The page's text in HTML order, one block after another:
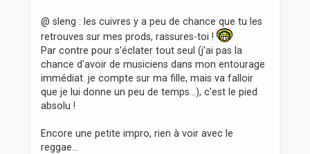
@ sleng : les cuivres y a peu de chance que tu les
retrouves sur mes prods, rassures-toi !
Par contre pour s'éclater tout seul (j'ai pas la
chance d'avoir de musiciens dans mon entourage
immédiat. je compte sur ma fille, mais va falloir
que je lui donne un peu de temps...), c'est le pied
absolu !
Encore une petite impro, rien à voir avec le
reggae...